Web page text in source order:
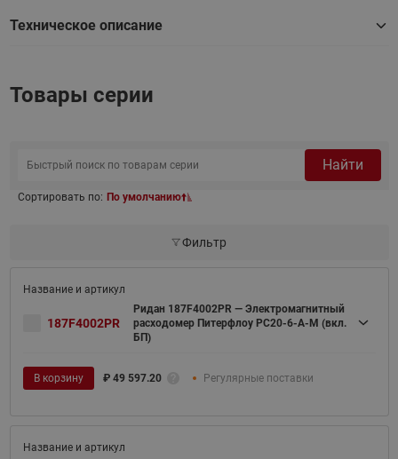
Техническое описание
Товары серии
Найти
Сортировать по: По умолчанию
Фильтр
187F4002PR
Ридан 187F4002PR — Электромагнитный
расходомер Питерфлоу РС20-6-А-М (вкл.
БП)
В корзину ₽ 49 597.20 Регулярные поставки